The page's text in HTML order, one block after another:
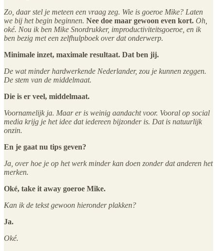
Zo, daar stel je meteen een vraag zeg. Wie is goeroe Mike? Laten
we bij het begin beginnen. Nee doe maar gewoon even kort. Oh,
oké. Nou ik ben Mike Snordrukker, improductiviteitsgoeroe, en ik
ben bezig met een zelfhulpboek over dat onderwerp.
Minimale inzet, maximale resultaat. Dat ben jij.
De wat minder hardwerkende Nederlander, zou je kunnen zeggen.
De stem van de middelmaat.
Die is er veel, middelmaat.
Voornamelijk ja. Maar er is weinig aandacht voor. Vooral op social
media krijg je het idee dat iedereen bijzonder is. Dat is natuurlijk
onzin.
En je gaat nu tips geven?
Ja, over hoe je op het werk minder kan doen zonder dat anderen het
merken.
Oké, take it away goeroe Mike.
Kan ik de tekst gewoon hieronder plakken?
Ja.
Oké.